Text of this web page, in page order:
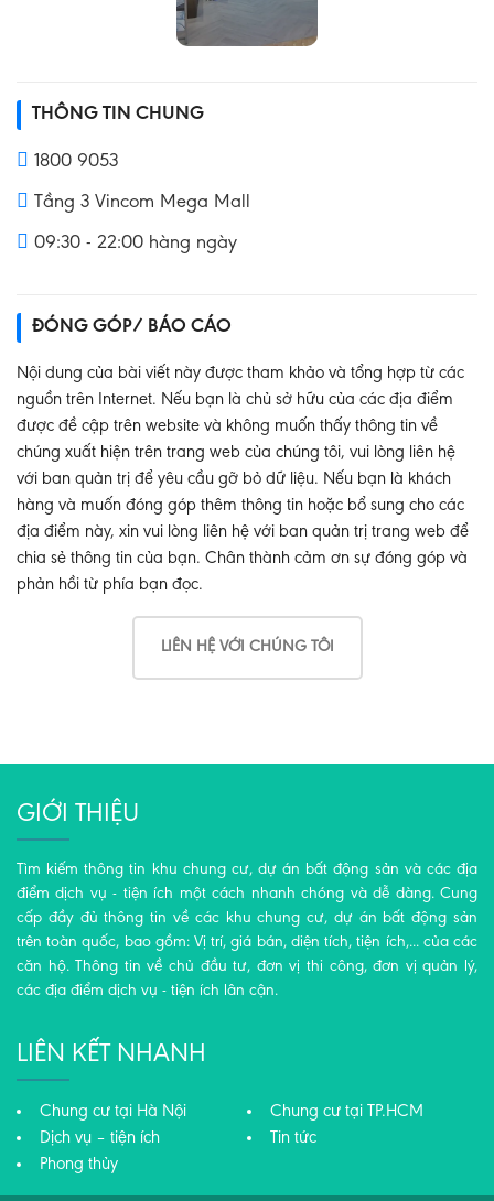
THÔNG TIN CHUNG
1800 9053
Tầng 3 Vincom Mega Mall
09:30 - 22:00 hàng ngày
ĐÓNG GÓP/ BÁO CÁO
Nội dung của bài viết này được tham khảo và tổng hợp từ các
nguồn trên Internet. Nếu bạn là chủ sở hữu của các địa điểm
được đề cập trên website và không muốn thấy thông tin về
chúng xuất hiện trên trang web của chúng tôi, vui lòng liên hệ
với ban quản trị để yêu cầu gỡ bỏ dữ liệu. Nếu bạn là khách
hàng và muốn đóng góp thêm thông tin hoặc bổ sung cho các
địa điểm này, xin vui lòng liên hệ với ban quản trị trang web để
chia sẻ thông tin của bạn. Chân thành cảm ơn sự đóng góp và
phản hồi từ phía bạn đọc.
LIÊN HỆ VỚI CHÚNG TÔI
GIỚI THIỆU
Tìm kiếm thông tin khu chung cư, dự án bất động sản và các địa
điểm dịch vụ - tiện ích một cách nhanh chóng và dễ dàng. Cung
cấp đầy đủ thông tin về các khu chung cư, dự án bất động sản
trên toàn quốc, bao gồm: Vị trí, giá bán, diện tích, tiện ích,... của các
căn hộ. Thông tin về chủ đầu tư, đơn vị thi công, đơn vị quản lý,
các địa điểm dịch vụ - tiện ích lân cận.
LIÊN KẾT NHANH
Chung cư tại Hà Nội
Chung cư tại TP.HCM
Dịch vụ – tiện ích
Tin tức
Phong thủy